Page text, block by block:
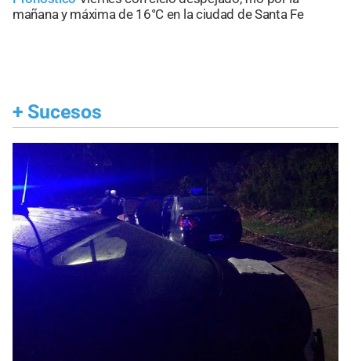
mañana y máxima de 16°C en la ciudad de Santa Fe
+ Sucesos